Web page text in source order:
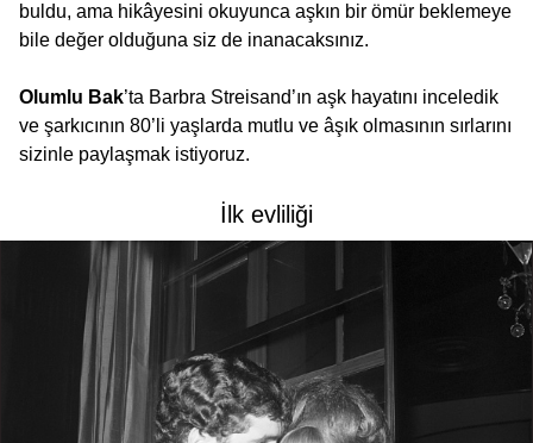
buldu, ama hikâyesini okuyunca aşkın bir ömür beklemeye
bile değer olduğuna siz de inanacaksınız.
Olumlu Bak’ta Barbra Streisand’ın aşk hayatını inceledik
ve şarkıcının 80’li yaşlarda mutlu ve âşık olmasının sırlarını
sizinle paylaşmak istiyoruz.
İlk evliliği